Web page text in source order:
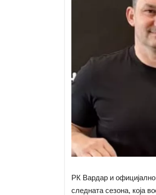
РК Вардар и официјално
следната сезона, која